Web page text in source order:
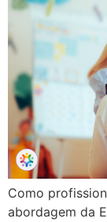
Como
abordagem da